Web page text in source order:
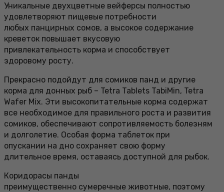
Уникальные двухцветные вейферсы полностью
удовлетворяют пищевые потребности
любых панцирных сомов, а высокое содержание
креветок повышает вкусовую
привлекательность корма и способствует
здоровому росту.
Прекрасно подойдут для сомиков панд и другие
корма для донных рыб – Tetra Tablets TabiMin, Tetra
Wafer Mix. Эти высокопитательные корма содержат
все необходимое для правильного роста и развития
сомиков, обеспечивают сопротивляемость болезням
и долголетие. Особая форма таблеток при
опускании на дно сохраняет свою форму
длительное время, оставаясь доступной для рыбок.
Коридорасы панды
преимущественно сумеречные животные, поэтому